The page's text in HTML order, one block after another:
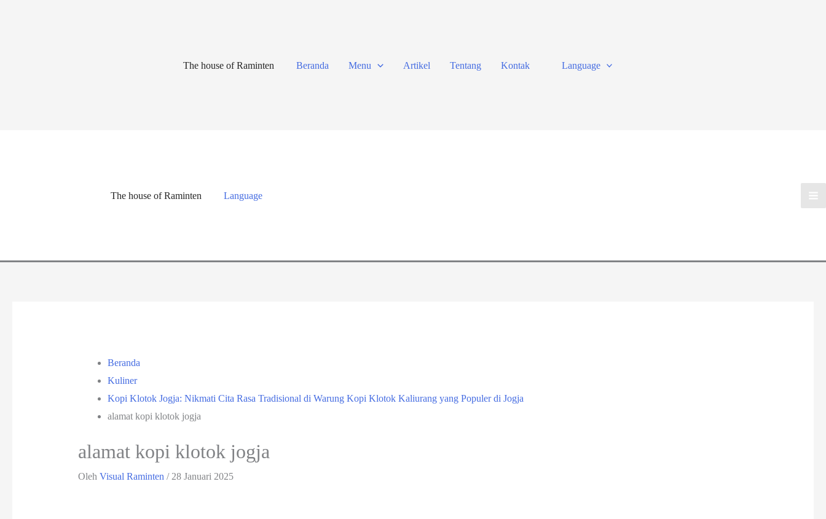
The house of Raminten Beranda Menu Artikel Tentang Kontak Language
The house of Raminten Language
Beranda
Kuliner
Kopi Klotok Jogja: Nikmati Cita Rasa Tradisional di Warung Kopi Klotok Kaliurang yang Populer di Jogja
alamat kopi klotok jogja
alamat kopi klotok jogja
Oleh Visual Raminten / 28 Januari 2025